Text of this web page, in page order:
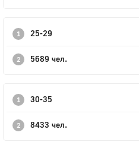
25-29
5689 чел.
30-35
8433 чел.